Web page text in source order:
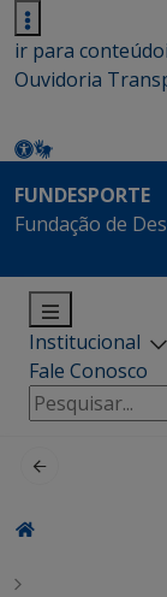
ir para conteúdo
Ouvidoria
FUNDESPORTE
Fundação de
Institucional
Fale Conosco
Pesquisar
por: